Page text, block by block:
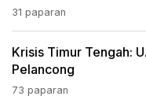
31 paparan
Krisis Timur Tengah:
Pelancong
73 paparan